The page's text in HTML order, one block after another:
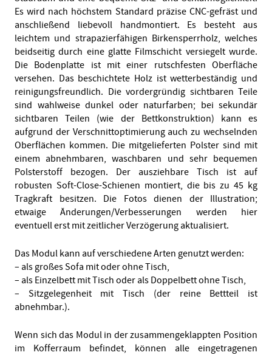
Es wird nach höchstem Standard präzise CNC-gefräst und
anschließend liebevoll handmontiert. Es besteht aus
leichtem und strapazierfähigen Birkensperrholz, welches
beidseitig durch eine glatte Filmschicht versiegelt wurde.
Die Bodenplatte ist mit einer rutschfesten Oberfläche
versehen. Das beschichtete Holz ist wetterbeständig und
reinigungsfreundlich. Die vordergründig sichtbaren Teile
sind wahlweise dunkel oder naturfarben; bei sekundär
sichtbaren Teilen (wie der Bettkonstruktion) kann es
aufgrund der Verschnittoptimierung auch zu wechselnden
Oberflächen kommen. Die mitgelieferten Polster sind mit
einem abnehmbaren, waschbaren und sehr bequemen
Polsterstoff bezogen. Der ausziehbare Tisch ist auf
robusten Soft-Close-Schienen montiert, die bis zu 45 kg
Tragkraft besitzen. Die Fotos dienen der Illustration;
etwaige Änderungen/Verbesserungen werden hier
eventuell erst mit zeitlicher Verzögerung aktualisiert.
Das Modul kann auf verschiedene Arten genutzt werden:
– als großes Sofa mit oder ohne Tisch,
– als Einzelbett mit Tisch oder als Doppelbett ohne Tisch,
– Sitzgelegenheit mit Tisch (der reine Bettteil ist
abnehmbar.).
Wenn sich das Modul in der zusammengeklappten Position
im Kofferraum befindet, können alle eingetragenen